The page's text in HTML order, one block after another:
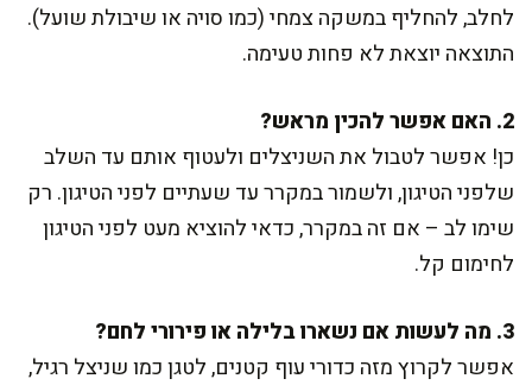
לחלב, להחליף במשקה צמחי (כמו סויה או שיבולת שועל).
התוצאה יוצאת לא פחות טעימה.
2. האם אפשר להכין מראש?
כן! אפשר לטבול את השניצלים ולעטוף אותם עד השלב
שלפני הטיגון, ולשמור במקרר עד שעתיים לפני הטיגון. רק
שימו לב – אם זה במקרר, כדאי להוציא מעט לפני הטיגון
לחימום קל.
3. מה לעשות אם נשארו בלילה או פירורי לחם?
אפשר לקרוץ מזה כדורי עוף קטנים, לטגן כמו שניצל רגיל,